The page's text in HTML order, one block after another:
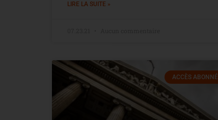
LIRE LA SUITE »
ACCÈS ABONNÉ